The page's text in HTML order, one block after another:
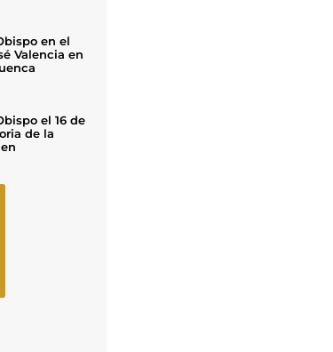
en el
Valencia en
el 16 de
de la